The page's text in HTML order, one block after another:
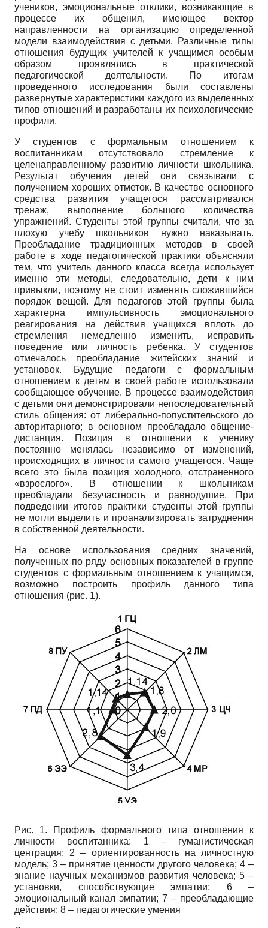
учеников, эмоциональные отклики, возникающие в
процессе их общения, имеющее вектор
направленности на организацию определенной
модели взаимодействия с детьми. Различные типы
отношения будущих учителей к учащимся особым
образом проявлялись в практической
педагогической деятельности. По итогам
проведенного исследования были составлены
развернутые характеристики каждого из выделенных
типов отношений и разработаны их психологические
профили.
У студентов с формальным отношением к
воспитанникам отсутствовало стремление к
целенаправленному развитию личности школьника.
Результат обучения детей они связывали с
получением хороших отметок. В качестве основного
средства развития учащегося рассматривался
тренаж, выполнение большого количества
упражнений. Студенты этой группы считали, что за
плохую учебу школьников нужно наказывать.
Преобладание традиционных методов в своей
работе в ходе педагогической практики объясняли
тем, что учитель данного класса всегда использует
именно эти методы, следовательно, дети к ним
привыкли, поэтому не стоит изменять сложившийся
порядок вещей. Для педагогов этой группы была
характерна импульсивность эмоционального
реагирования на действия учащихся вплоть до
стремления немедленно изменить, исправить
поведение или личность ребенка. У студентов
отмечалось преобладание житейских знаний и
установок. Будущие педагоги с формальным
отношением к детям в своей работе использовали
сообщающее обучение. В процессе взаимодействия
с детьми они демонстрировали непоследовательный
стиль общения: от либерально-попустительского до
авторитарного; в основном преобладало общение-
дистанция. Позиция в отношении к ученику
постоянно менялась независимо от изменений,
происходящих в личности самого учащегося. Чаще
всего это была позиция холодного, отстраненного
«взрослого». В отношении к школьникам
преобладали безучастность и равнодушие. При
подведении итогов практики студенты этой группы
не могли выделить и проанализировать затруднения
в собственной деятельности.
На основе использования средних значений,
полученных по ряду основных показателей в группе
студентов с формальным отношением к учащимся,
возможно построить профиль данного типа
отношения (рис. 1).
Рис. 1. Профиль формального типа отношения к
личности воспитанника: 1 – гуманистическая
центрация; 2 – ориентированность на личностную
модель; 3 – принятие ценности другого человека; 4 –
знание научных механизмов развития человека; 5 –
установки, способствующие эмпатии; 6 –
эмоциональный канал эмпатии; 7 – преобладающие
действия; 8 – педагогические умения